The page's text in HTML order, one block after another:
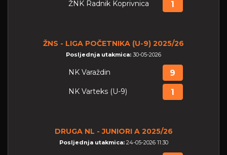
ŽNK Radnik Koprivnica 1
ŽNS - LIGA POČETNIKA (U-9) 2025/26
Posljednja utakmica: 30-05-2026
NK Varaždin 9
NK Varteks (U-9) 1
DRUGA NL - JUNIORI A 2025/26
Posljednja utakmica: 24-05-2026 11:30